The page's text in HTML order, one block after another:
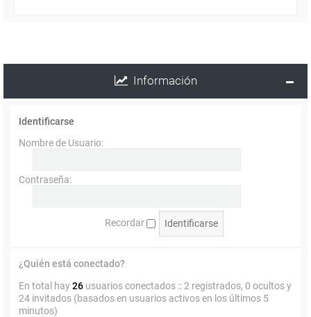
Información
Identificarse
Nombre de Usuario:
Contraseña:
Recordar
¿Quién está conectado?
En total hay26 usuarios conectados :: 2 registrados, 0 ocultos y
24 invitados (basados en usuarios activos en los últimos 5
minutos)